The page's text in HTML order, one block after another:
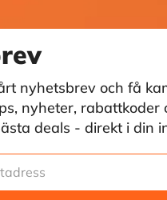
nyhetsbrev och få
nyheter, rabattkoder
deals - direkt i din